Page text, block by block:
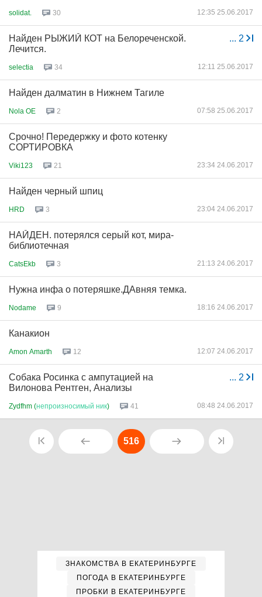
solidat. 30 12:35 25.06.2017
... 2
Найден РЫЖИЙ КОТ на Белореченской.
Лечится.
selectia 34 12:11 25.06.2017
Найден далматин в Нижнем Тагиле
Nola OE 2 07:58 25.06.2017
Срочно! Передержку и фото котенку
СОРТИРОВКА
Viki123 21 23:34 24.06.2017
Найден черный шпиц
HRD 3 23:04 24.06.2017
НАЙДЕН. потерялся серый кот, мира-
библиотечная
CatsEkb 3 21:13 24.06.2017
Нужна инфа о потеряшке.ДАвняя темка.
Nodame 9 18:16 24.06.2017
Канакион
Amon Amarth 12 12:07 24.06.2017
... 2
Собака Росинка с ампутацией на
Вилонова Рентген, Анализы
Zydfhm (непроизносимый ник) 41 08:48 24.06.2017
516
ЗНАКОМСТВА В ЕКАТЕРИНБУРГЕ
ПОГОДА В ЕКАТЕРИНБУРГЕ
ПРОБКИ В ЕКАТЕРИНБУРГЕ